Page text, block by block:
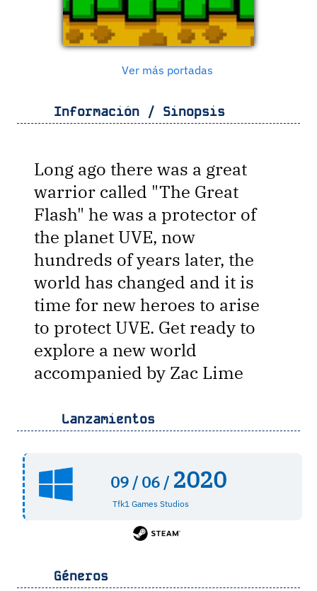
Ver más portadas
Información / Sinopsis
Long ago there was a great
warrior called "The Great
Flash" he was a protector of
the planet UVE, now
hundreds of years later, the
world has changed and it is
time for new heroes to arise
to protect UVE. Get ready to
explore a new world
accompanied by Zac Lime
Lanzamientos
09 / 06 / 2020
Tfk1 Games Studios
Géneros